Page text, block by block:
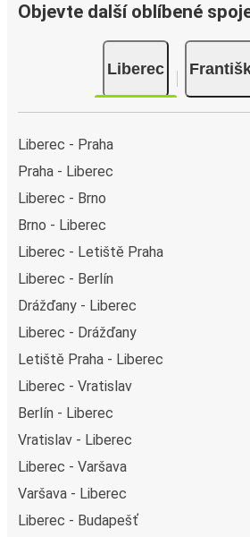
Objevte další oblíbené
Liberec
Liberec - Praha
Praha - Liberec
Liberec - Brno
Brno - Liberec
Liberec - Letiště Praha
Liberec - Berlín
Drážďany - Liberec
Liberec - Drážďany
Letiště Praha - Liberec
Liberec - Vratislav
Berlín - Liberec
Vratislav - Liberec
Liberec - Varšava
Varšava - Liberec
Liberec - Budapešť